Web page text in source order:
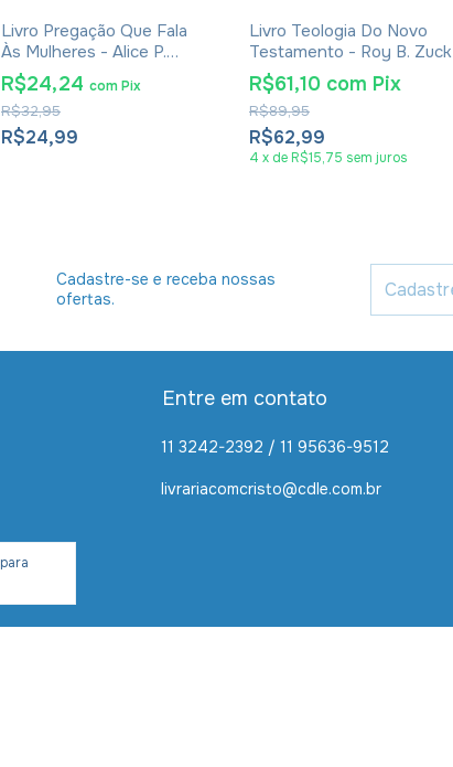
para
Livro Pregação Que Fala
Às Mulheres - Alice P.
Mathews
R$24,99
R$32,95
R$24,24 comPix
Livro Teologia Do Novo
Testamento - Roy B. Zuck
R$62,99
R$89,95
R$61,10 com Pix
4 x de R$15,75 sem juros
Cadastre-se e receba nossas
ofertas.
Entre em contato
11 3242-2392 / 11 95636-9512
livrariacomcristo@cdle.com.br